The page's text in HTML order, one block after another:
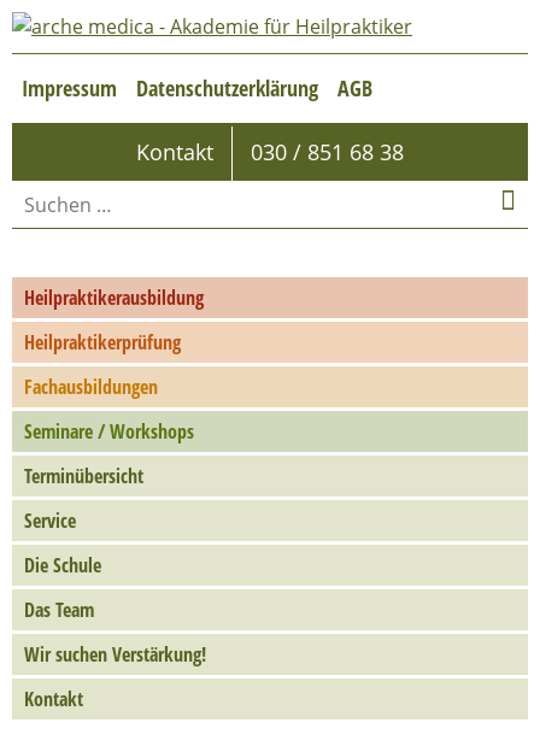
Impressum Datenschutzerklärung AGB
Kontakt 030 / 851 68 38
Heilpraktikerausbildung
Heilpraktikerprüfung
Fachausbildungen
Seminare / Workshops
Terminübersicht
Service
Die Schule
Das Team
Wir suchen Verstärkung!
Kontakt